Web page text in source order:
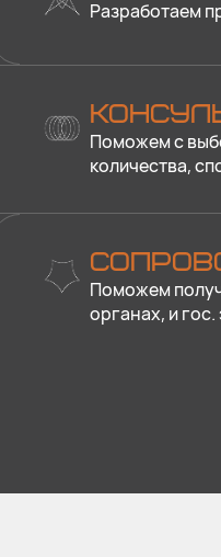
Разработаем
Поможем с
количества,
Поможем
органах, и